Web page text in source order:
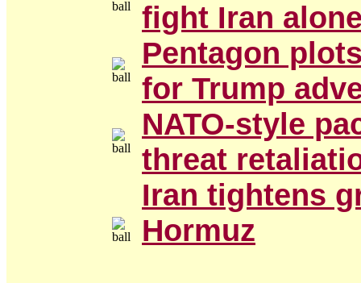
fight Iran
Pentagon
for Trump
NATO-style
threat
Iran tightens
Hormuz